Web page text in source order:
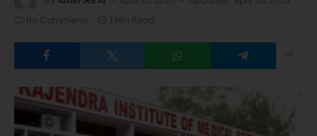
No Comments
1 Min Read